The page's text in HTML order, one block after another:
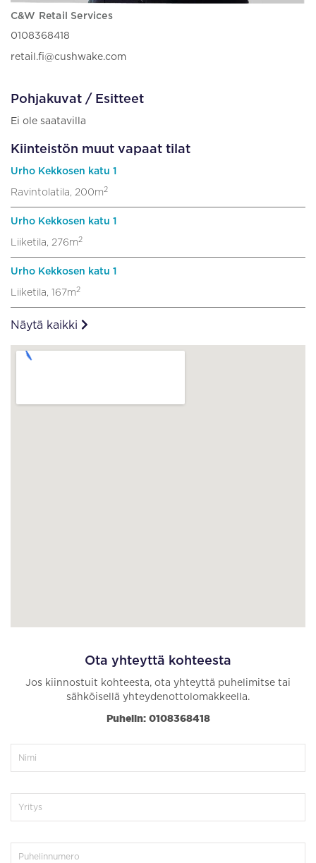
C&W Retail Services
0108368418
retail.fi@cushwake.com
Pohjakuvat / Esitteet
Ei ole saatavilla
Kiinteistön muut vapaat tilat
Urho Kekkosen katu 1
Ravintolatila, 200m 2
Urho Kekkosen katu 1
Liiketila, 276m 2
Urho Kekkosen katu 1
Liiketila, 167m 2
Näytä kaikki
Ota yhteyttä kohteesta
Jos kiinnostuit kohteesta, ota yhteyttä puhelimitse tai
sähköisellä yhteydenottolomakkeella.
Puhelin: 0108368418